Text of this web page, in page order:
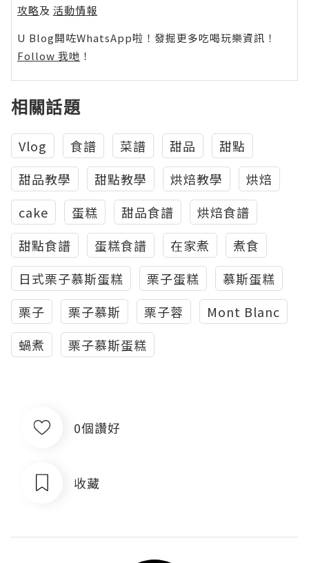
攻略及 活動情報
U Blog開咗WhatsApp啦！發掘更多吃喝玩樂資訊！
Follow 我哋 ！
相關話題
Vlog 食譜 菜譜 甜品
甜點
甜品教學
甜點教學 烘焙教學
烘焙
cake
蛋糕 甜品食譜
烘焙食譜
甜點食譜
蛋糕食譜 在家煮
煮食
日式栗子慕斯蛋糕
栗子蛋糕
慕斯蛋糕
栗子
栗子慕斯 栗子蓉
Mont Blanc
蝸煮
栗子慕斯蛋糕
0個讚好
收藏